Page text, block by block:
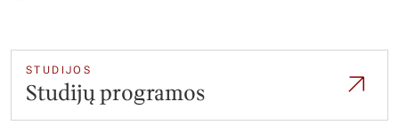
STUDIJOS
Studijų programos